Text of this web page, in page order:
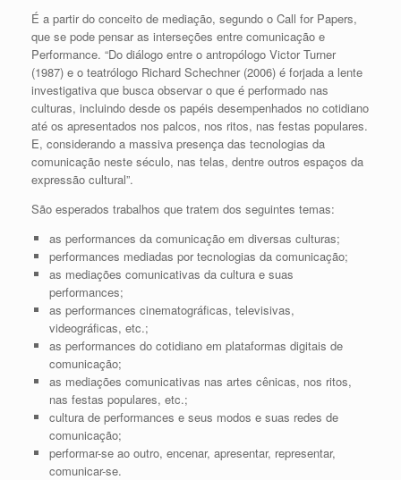
É a partir do conceito de mediação, segundo o Call for Papers,
que se pode pensar as interseções entre comunicação e
Performance. “Do diálogo entre o antropólogo Victor Turner
(1987) e o teatrólogo Richard Schechner (2006) é forjada a lente
investigativa que busca observar o que é performado nas
culturas, incluindo desde os papéis desempenhados no cotidiano
até os apresentados nos palcos, nos ritos, nas festas populares.
E, considerando a massiva presença das tecnologias da
comunicação neste século, nas telas, dentre outros espaços da
expressão cultural”.
São esperados trabalhos que tratem dos seguintes temas:
as performances da comunicação em diversas culturas;
performances mediadas por tecnologias da comunicação;
as mediações comunicativas da cultura e suas
performances;
as performances cinematográficas, televisivas,
videográficas, etc.;
as performances do cotidiano em plataformas digitais de
comunicação;
as mediações comunicativas nas artes cênicas, nos ritos,
nas festas populares, etc.;
cultura de performances e seus modos e suas redes de
comunicação;
performar-se ao outro, encenar, apresentar, representar,
comunicar-se.